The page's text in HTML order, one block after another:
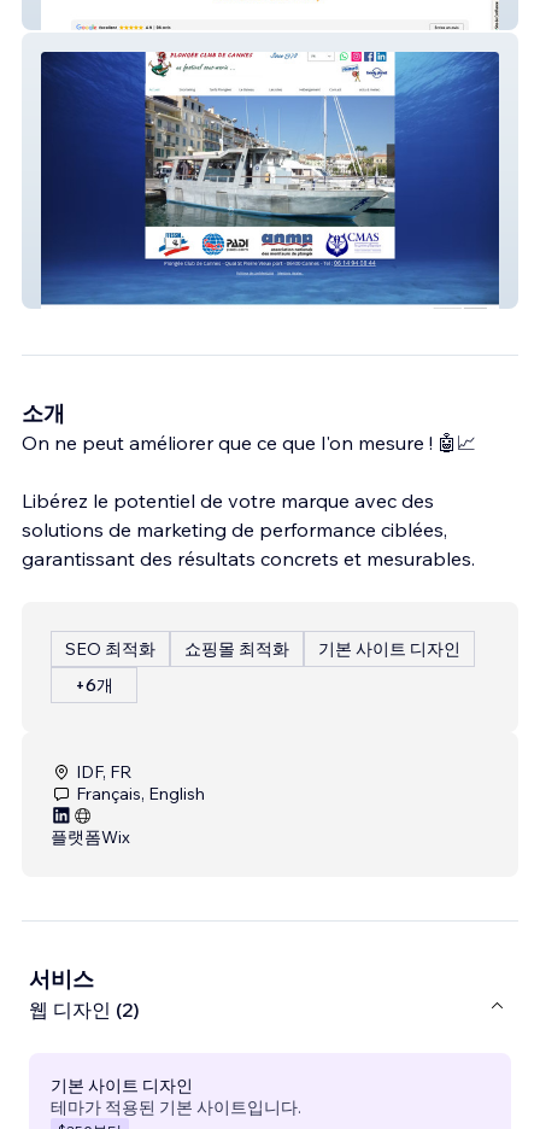
Plongée Club Cannes
소개
On ne peut améliorer que ce que l'on mesure ! 🤖📈
Libérez le potentiel de votre marque avec des
solutions de marketing de performance ciblées,
garantissant des résultats concrets et mesurables.
SEO 최적화 쇼핑몰 최적화
기본 사이트 디자인
+6개
IDF, FR
Français, English
플랫폼Wix
서비스
웹 디자인 (2)
기본 사이트 디자인
테마가 적용된 기본 사이트입니다.